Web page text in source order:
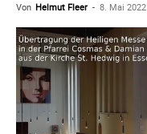
und
Damian
Von Helmut Fleer - 8. Mai 2022